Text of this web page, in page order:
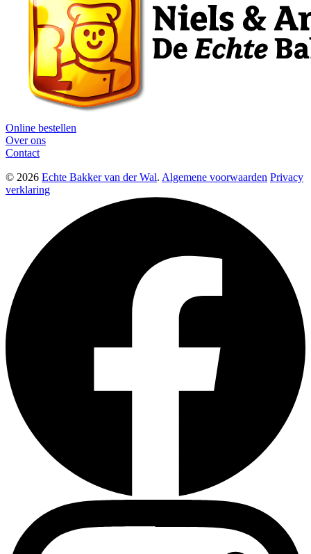
Online bestellen
Over ons
Contact
© 2026 Echte Bakker van der Wal. Algemene voorwaarden Privacy
verklaring